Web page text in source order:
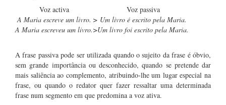
Voz activa
Voz passiva
A Maria escreve um livro. > Um livro é escrito pela Maria.
A Maria escreveu um livro.>Um livro foi escrito pela Maria.
A frase passiva pode ser utilizada quando o sujeito da frase é óbvio,
sem grande importância ou desconhecido, quando se pretende dar
mais saliência ao complemento, atribuindo-lhe um lugar especial na
frase, ou quando o redator quer fazer ressaltar uma determinada
frase num segmento em que predomina a voz ativa.